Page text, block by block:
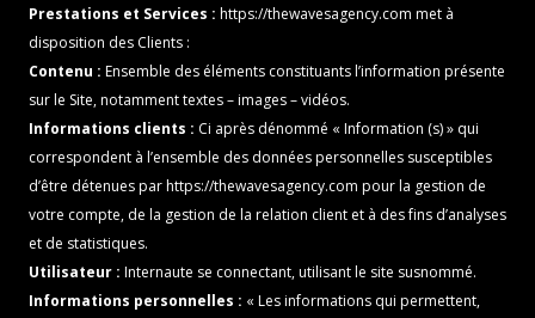
Prestations et Services : https://thewavesagency.com met à
disposition des Clients :
Contenu : Ensemble des éléments constituants l’information présente
sur le Site, notamment textes – images – vidéos.
Informations clients : Ci après dénommé « Information (s) » qui
correspondent à l’ensemble des données personnelles susceptibles
d’être détenues parhttps://thewavesagency.com pour la gestion de
votre compte, de la gestion de la relation client et à des fins d’analyses
et de statistiques.
Utilisateur : Internaute se connectant, utilisant le site susnommé.
Informations personnelles : « Les informations qui permettent,